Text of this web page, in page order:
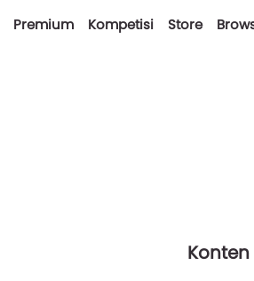
Premium Kompetisi Store